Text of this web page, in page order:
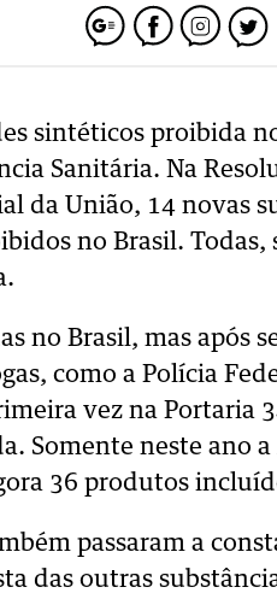
sintéticos proibida
Sanitária. Na
da União, 14 novas
no Brasil. Todas,
no Brasil, mas após
como a Polícia
vez na Portaria
Somente neste ano a
36 produtos
passaram a
das outras